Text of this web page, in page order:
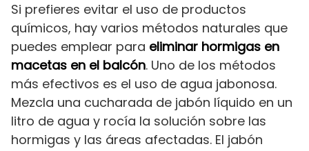
Si prefieres evitar el uso de productos
químicos, hay varios métodos naturales que
puedes emplear para eliminar hormigas en
macetas en el balcón. Uno de los métodos
más efectivos es el uso de agua jabonosa.
Mezcla una cucharada de jabón líquido en un
litro de agua y rocía la solución sobre las
hormigas y las áreas afectadas. El jabón